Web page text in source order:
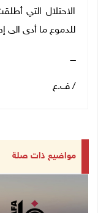
الاحتلال التي
للدموع ما أدى الى
ــــ
/ ف.ع
مواضيع ذات صلة